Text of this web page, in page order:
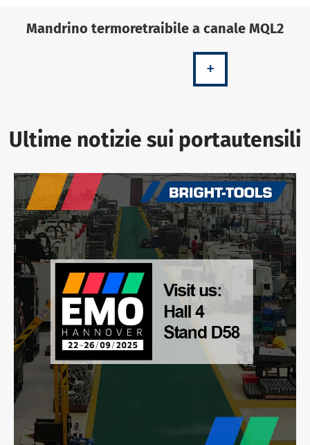
Mandrino termoretraibile a canale MQL2
+
Ultime notizie sui portautensili